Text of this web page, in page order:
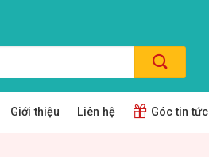
Giới thiệu Liên hệ Góc tin tức